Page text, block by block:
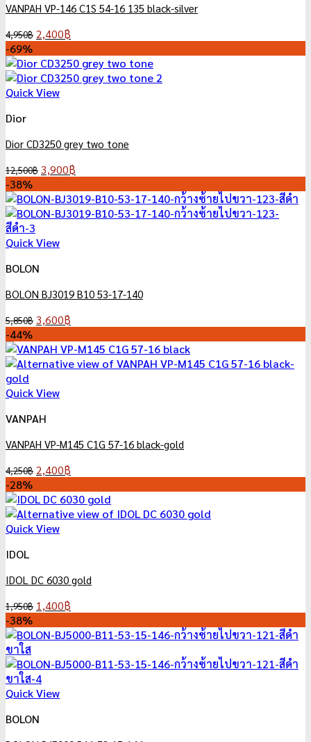
VANPAH VP-146 C1S 54-16 135 black-silver
4,950฿ Original
was:
4,950฿.
2,400฿
is:
2,400฿.
-69%
Quick View
Dior
Dior CD3250 grey two tone
12,500฿ Original
was:
12,500฿.
3,900฿
is:
3,900฿.
-38%
Quick View
BOLON
BOLON BJ3019 B10 53-17-140
5,850฿ Original
was:
5,850฿.
3,600฿
is:
3,600฿.
-44%
Quick View
VANPAH
VANPAH VP-M145 C1G 57-16 black-gold
4,250฿ Original
was:
4,250฿.
2,400฿
is:
2,400฿.
-28%
Quick View
IDOL
IDOL DC 6030 gold
1,950฿ Original
was:
1,400฿
is:
-38%
Quick View
BOLON